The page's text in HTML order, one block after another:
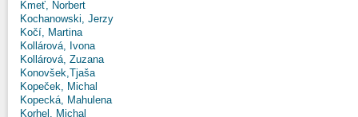
Kmeť, Norbert
Kochanowski, Jerzy
Kočí, Martina
Kollárová, Ivona
Kollárová, Zuzana
Konovšek,Tjaša
Kopeček, Michal
Kopecká, Mahulena
Korhel, Michal